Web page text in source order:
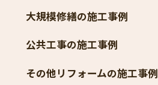
大規模修繕の施工事例
公共工事の施工事例
その他リフォームの施工事例